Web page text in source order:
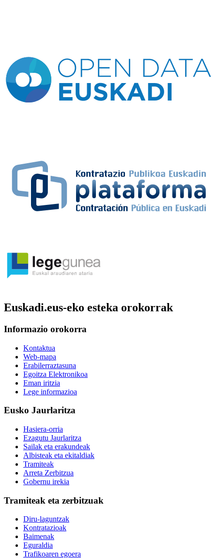
Euskadi.eus-eko esteka orokorrak
Informazio orokorra
Kontaktua
Web-mapa
Erabilerraztasuna
Egoitza Elektronikoa
Eman iritzia
Lege informazioa
Eusko Jaurlaritza
Hasiera-orria
Ezagutu Jaurlaritza
Sailak eta erakundeak
Albisteak eta ekitaldiak
Tramiteak
Arreta Zerbitzua
Gobernu irekia
Tramiteak eta zerbitzuak
Diru-laguntzak
Kontratazioak
Baimenak
Eguraldia
Trafikoaren egoera